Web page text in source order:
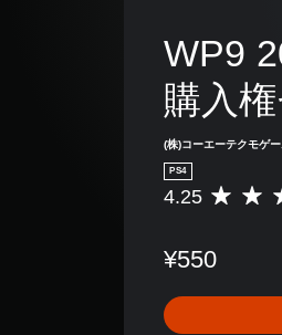
WP9
購入
(株)コーエーテクモゲー
PS4
評
は
、
平
4.25
¥550